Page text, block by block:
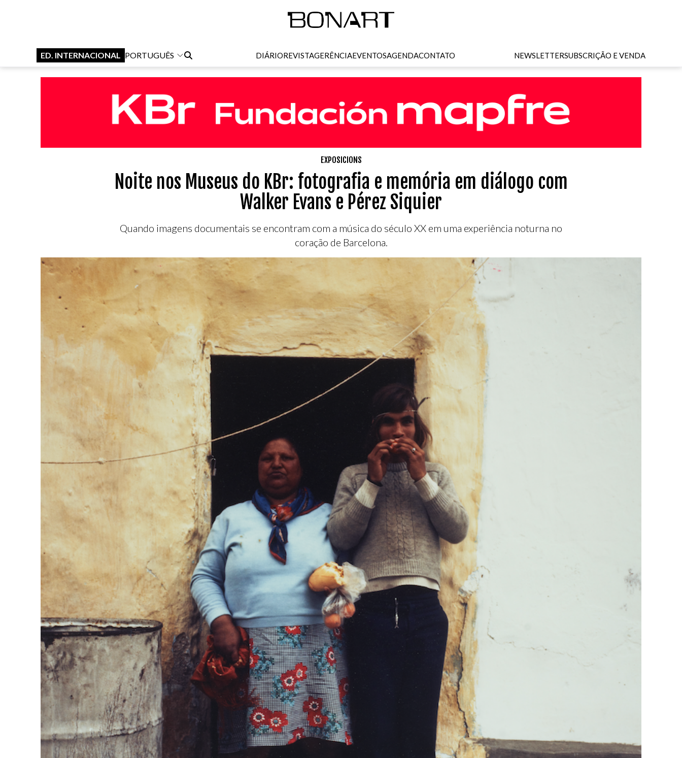
ED. INTERNACIONAL PORTUGUÊS DIÁRIOREVISTAGERÊNCIAEVENTOSAGENDACONTATO NEWSLETTERSUBSCRIÇÃO E VENDA
EXPOSICIONS
Noite nos Museus do KBr: fotografia e memória em diálogo com
Walker Evans e Pérez Siquier
Quando imagens documentais se encontram com a música do século XX em uma experiência noturna no
coração de Barcelona.